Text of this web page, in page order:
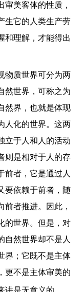
美客体的性质，
生它的人类生产劳
和理解，才能得出
物质世界可分为两
然世界，可称之为
然界，也就是体现
人化的世界。这两
立于人和人的活动
则是相对于人的存
前者，它是通过人
要依赖于前者，随
前者推进。因此，
的世界。但是，对
自然世界却不是人
界；它既不是主体
更不是主体审美的
是无意义的。